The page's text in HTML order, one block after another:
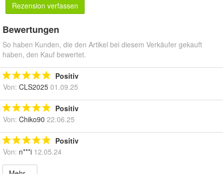
Rezension verfassen
Bewertungen
So haben Kunden, die den Artikel bei diesem Verkäufer gekauft
haben, den Kauf bewertet.
Positiv
Von: CLS2025 01.09.25
Positiv
Von: Chiko90 22.06.25
Positiv
Von: n***i 12.05.24